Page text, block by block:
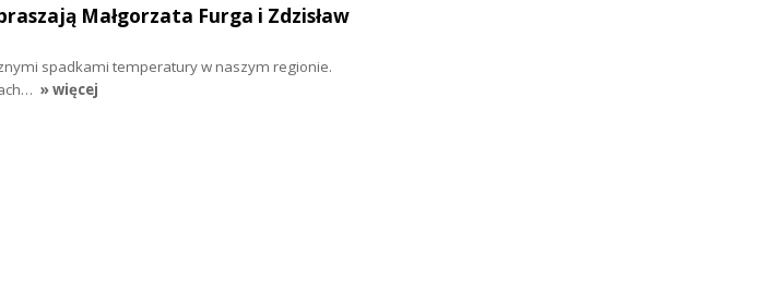
Małgorzata Furga i Zdzisław
spadkami temperatury w naszym regionie.
» więcej